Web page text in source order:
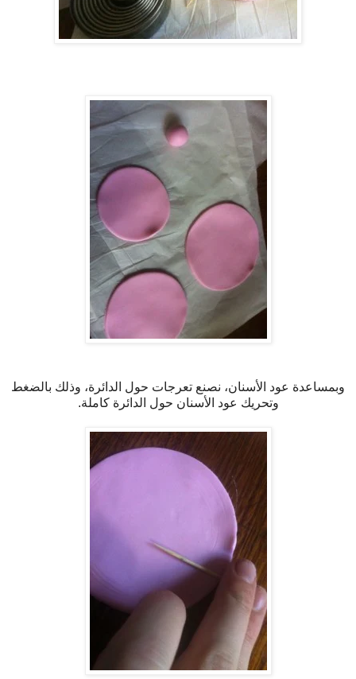
وبمساعدة عود الأسنان، نصنع تعرجات حول الدائرة، وذلك بالضغط
وتحريك عود الأسنان حول الدائرة كاملة.